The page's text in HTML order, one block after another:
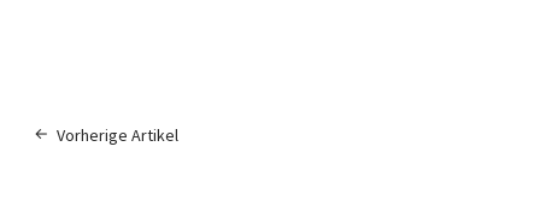
Vorherige Artikel